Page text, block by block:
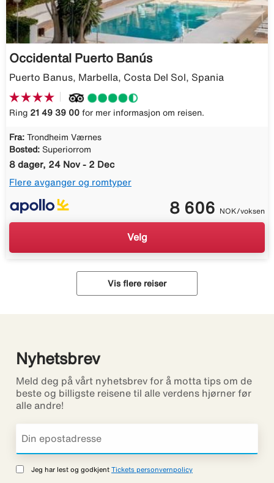
Occidental Puerto Banús
Puerto Banus, Marbella, Costa Del Sol, Spania
Ring 21 49 39 00 for mer informasjon om reisen.
Fra: Trondheim Værnes
Bosted: Superiorrom
8 dager, 24 Nov - 2 Dec
Flere avganger og romtyper
8 606 NOK/voksen
Velg
Vis flere reiser
Nyhetsbrev
Meld deg på vårt nyhetsbrev for å motta tips om de
beste og billigste reisene til alle verdens hjørner før
alle andre!
Jeg har lest og godkjent Tickets personvernpolicy